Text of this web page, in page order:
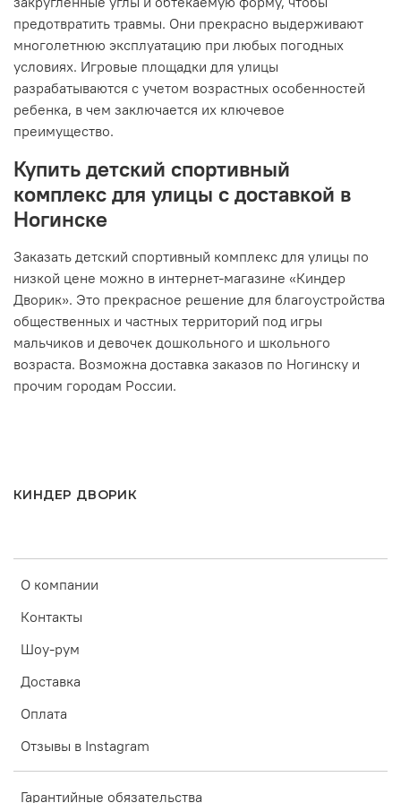
предотвратить травмы. Они прекрасно выдерживают
многолетнюю эксплуатацию при любых погодных
условиях. Игровые площадки для улицы
разрабатываются с учетом возрастных особенностей
ребенка, в чем заключается их ключевое
преимущество.
Купить детский спортивный
комплекс для улицы с доставкой в
Ногинске
Заказать детский спортивный комплекс для улицы по
низкой цене можно в интернет-магазине «Киндер
Дворик». Это прекрасное решение для благоустройства
общественных и частных территорий под игры
мальчиков и девочек дошкольного и школьного
возраста. Возможна доставка заказов по Ногинску и
прочим городам России.
КИНДЕР ДВОРИК
О компании
Контакты
Шоу-рум
Доставка
Оплата
Отзывы в Instagram
Гарантийные обязательства